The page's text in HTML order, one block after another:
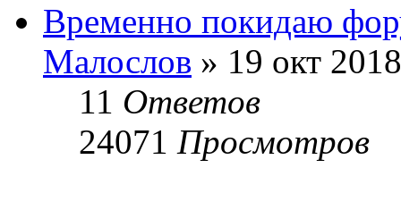
Временно покидаю
Малослов » 19 окт
11 Ответов
24071 Просмотров